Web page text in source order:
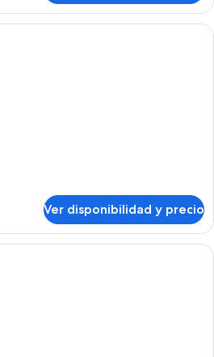
Un área con césped, palmeras y vista
Ver disponibilidad y precio
Un espacio al aire libre techado con